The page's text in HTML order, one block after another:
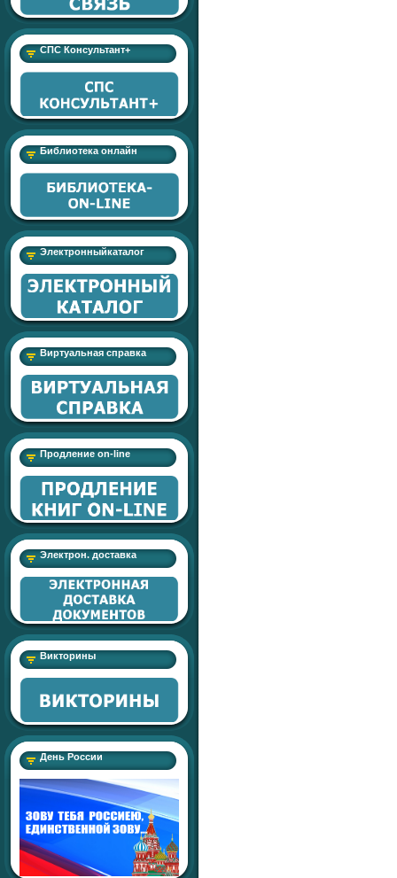
СПС Консультант+
Библиотека онлайн
Электронныйкаталог
Виртуальная справка
Продление on-line
Электрон. доставка
Викторины
День России